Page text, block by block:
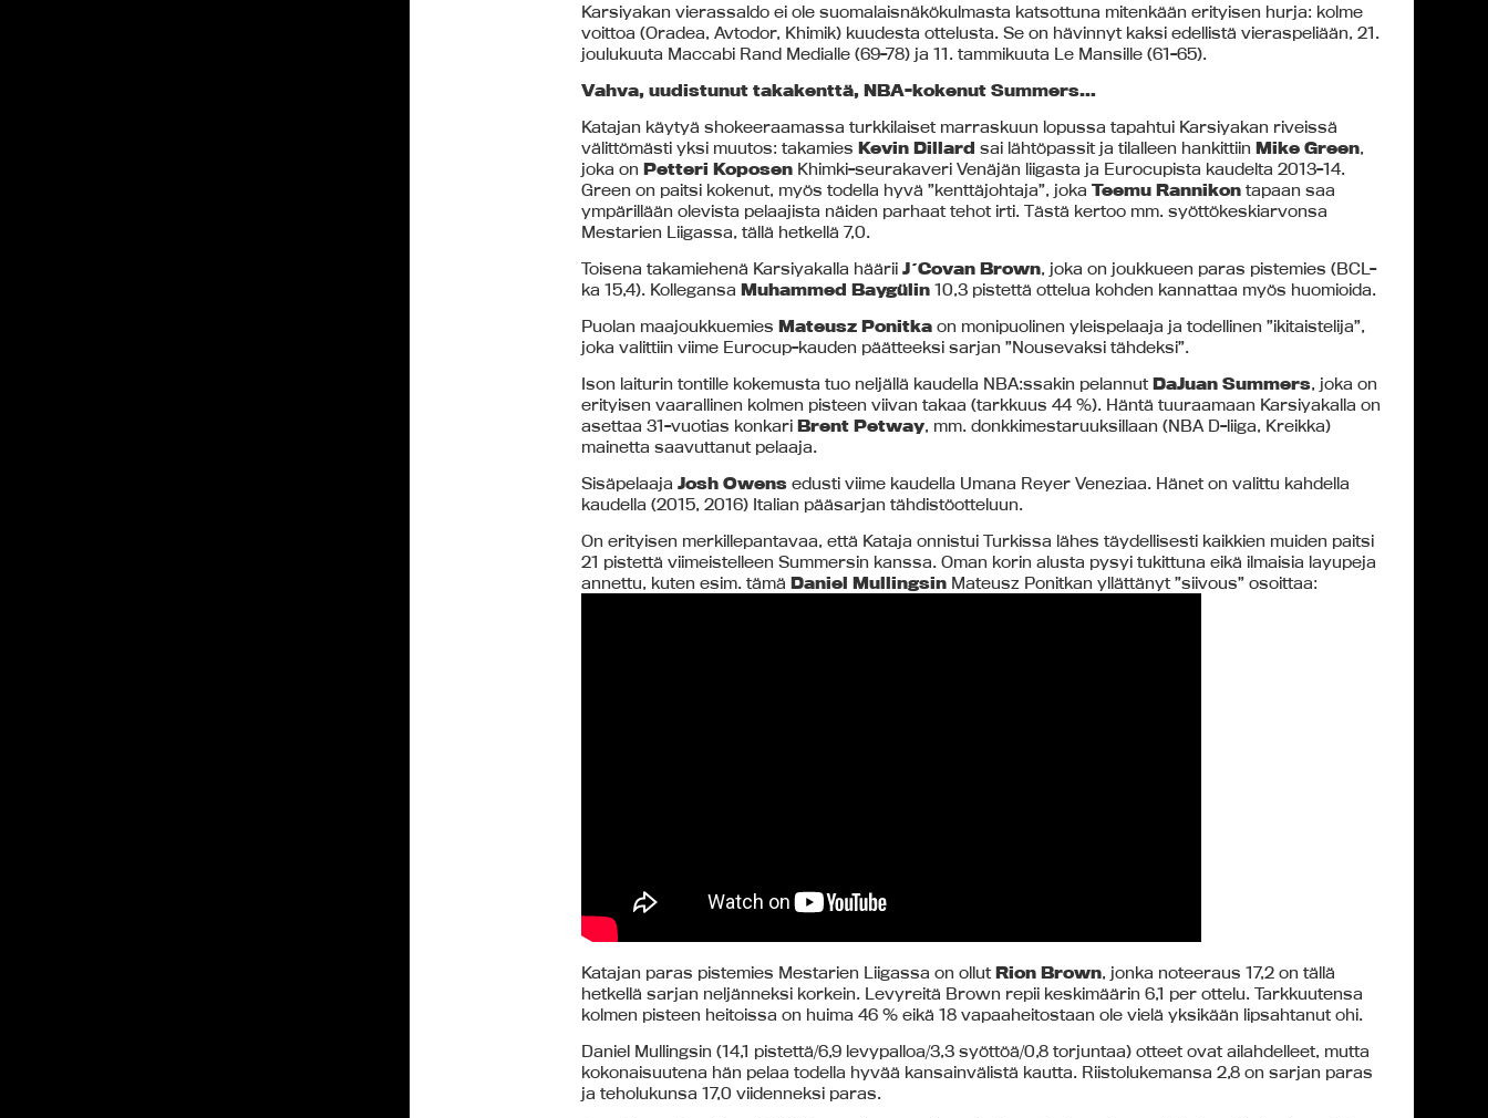
Karsiyakan vierassaldo ei ole suomalaisnäkökulmasta katsottuna mitenkään erityisen hurja: kolme
voittoa (Oradea, Avtodor, Khimik) kuudesta ottelusta. Se on hävinnyt kaksi edellistä vieraspeliään, 21.
joulukuuta Maccabi Rand Medialle (69-78) ja 11. tammikuuta Le Mansille (61-65).
Vahva, uudistunut takakenttä, NBA-kokenut Summers…
Katajan käytyä shokeeraamassa turkkilaiset marraskuun lopussa tapahtui Karsiyakan riveissä
välittömästi yksi muutos: takamiesKevin Dillard sai lähtöpassit ja tilalleen hankittiinMike Green,
joka onPetteri Koposen Khimki-seurakaveri Venäjän liigasta ja Eurocupista kaudelta 2013-14.
Green on paitsi kokenut, myös todella hyvä ”kenttäjohtaja”, jokaTeemu Rannikon tapaan saa
ympärillään olevista pelaajista näiden parhaat tehot irti. Tästä kertoo mm. syöttökeskiarvonsa
Mestarien Liigassa, tällä hetkellä 7,0.
Toisena takamiehenä Karsiyakalla hääriiJ´Covan Brown, joka on joukkueen paras pistemies (BCL-
ka 15,4). KollegansaMuhammed Baygülin 10,3 pistettä ottelua kohden kannattaa myös huomioida.
Puolan maajoukkuemiesMateusz Ponitka on monipuolinen yleispelaaja ja todellinen ”ikitaistelija”,
joka valittiin viime Eurocup-kauden päätteeksi sarjan ”Nousevaksi tähdeksi”.
Ison laiturin tontille kokemusta tuo neljällä kaudella NBA:ssakin pelannutDaJuan Summers, joka on
erityisen vaarallinen kolmen pisteen viivan takaa (tarkkuus 44 %). Häntä tuuraamaan Karsiyakalla on
asettaa 31-vuotias konkariBrent Petway, mm. donkkimestaruuksillaan (NBA D-liiga, Kreikka)
mainetta saavuttanut pelaaja.
SisäpelaajaJosh Owens edusti viime kaudella Umana Reyer Veneziaa. Hänet on valittu kahdella
kaudella (2015, 2016) Italian pääsarjan tähdistöotteluun.
On erityisen merkillepantavaa, että Kataja onnistui Turkissa lähes täydellisesti kaikkien muiden paitsi
21 pistettä viimeistelleen Summersin kanssa. Oman korin alusta pysyi tukittuna eikä ilmaisia layupeja
annettu, kuten esim. tämäDaniel Mullingsin Mateusz Ponitkan yllättänyt ”siivous” osoittaa:
Katajan paras pistemies Mestarien Liigassa on ollutRion Brown, jonka noteeraus 17,2 on tällä
hetkellä sarjan neljänneksi korkein. Levyreitä Brown repii keskimäärin 6,1 per ottelu. Tarkkuutensa
kolmen pisteen heitoissa on huima 46 % eikä 18 vapaaheitostaan ole vielä yksikään lipsahtanut ohi.
Daniel Mullingsin (14,1 pistettä/6,9 levypalloa/3,3 syöttöä/0,8 torjuntaa) otteet ovat ailahdelleet, mutta
kokonaisuutena hän pelaa todella hyvää kansainvälistä kautta. Riistolukemansa 2,8 on sarjan paras
ja teholukunsa 17,0 viidenneksi paras.